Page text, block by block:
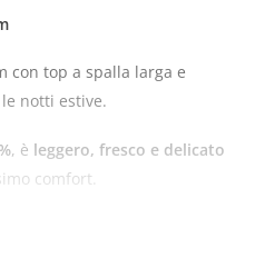
con top a spalla larga e
notti estive.
, è leggero, fresco e delicato
comfort.